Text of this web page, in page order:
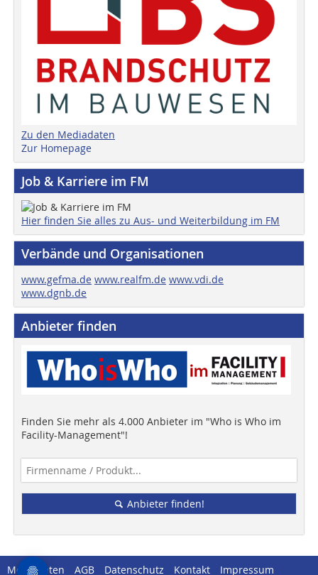
Zu den Mediadaten
Zur Homepage
Job & Karriere im FM
Hier finden Sie alles zu Aus- und Weiterbildung im FM
Verbände und Organisationen
www.gefma.de www.realfm.de www.vdi.de
www.dgnb.de
Anbieter finden
Finden Sie mehr als 4.000 Anbieter im "Who is Who im
Facility-Management"!
Anbieter finden!
Mediadaten AGB Datenschutz Kontakt Impressum